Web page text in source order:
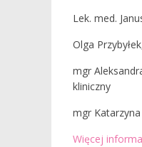
Lek. med.
Olga
mgr
kliniczny
mgr
Więcej